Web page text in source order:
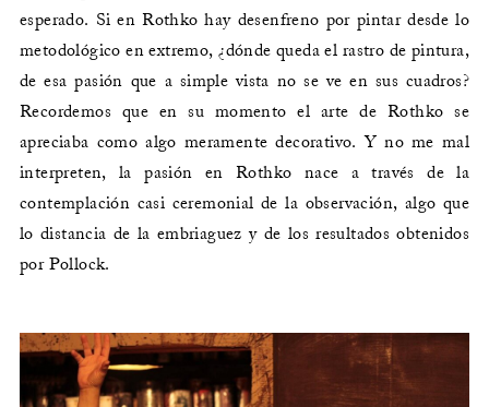
esperado. Si en Rothko hay desenfreno por pintar desde lo
metodológico en extremo, ¿dónde queda el rastro de pintura,
de esa pasión que a simple vista no se ve en sus cuadros?
Recordemos que en su momento el arte de Rothko se
apreciaba como algo meramente decorativo. Y no me mal
interpreten, la pasión en Rothko nace a través de la
contemplación casi ceremonial de la observación, algo que
lo distancia de la embriaguez y de los resultados obtenidos
por Pollock.